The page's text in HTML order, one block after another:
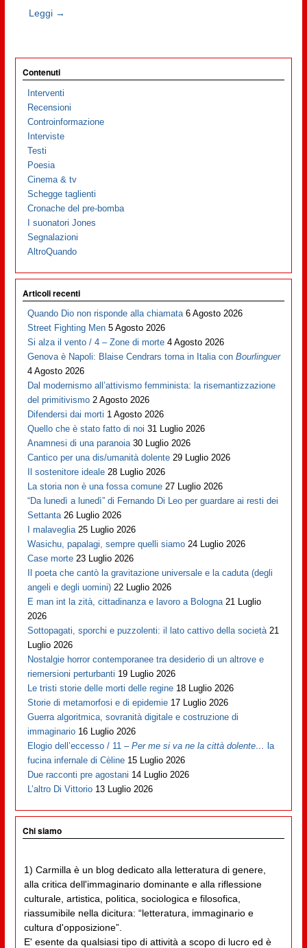
Leggi →
Contenuti
Interventi
Recensioni
Controinformazione
Interviste
Testi
Poesia
Cinema & tv
Schegge taglienti
Cronache del pre-bomba
I suonatori Jones
Segnalazioni
AltroQuando
Articoli recenti
Quando Dio non risponde alla chiamata 6 Agosto 2026
Street Fighting Men 5 Agosto 2026
Si alza il vento / 4 – Zone di morte 4 Agosto 2026
Genova è Napoli: Blaise Cendrars torna in Italia conBourlinguer
4 Agosto 2026
Dal modernismo all’attivismo femminista: la risemantizzazione
del primitivismo 2 Agosto 2026
Difendersi dai morti 1 Agosto 2026
Quello che è stato fatto di noi 31 Luglio 2026
Anamnesi di una paranoia 30 Luglio 2026
Cantico per una dis/umanità dolente 29 Luglio 2026
Il sostenitore ideale 28 Luglio 2026
La storia non è una fossa comune 27 Luglio 2026
“Da lunedì a lunedì” di Fernando Di Leo per guardare ai resti dei
Settanta 26 Luglio 2026
I malaveglia 25 Luglio 2026
Wasichu, papalagi, sempre quelli siamo 24 Luglio 2026
Case morte 23 Luglio 2026
Il poeta che cantò la gravitazione universale e la caduta (degli
angeli e degli uomini) 22 Luglio 2026
E man int la zità, cittadinanza e lavoro a Bologna 21 Luglio
2026
Sottopagati, sporchi e puzzolenti: il lato cattivo della società 21
Luglio 2026
Nostalgie horror contemporanee tra desiderio di un altrove e
riemersioni perturbanti 19 Luglio 2026
Le tristi storie delle morti delle regine 18 Luglio 2026
Storie di metamorfosi e di epidemie 17 Luglio 2026
Guerra algoritmica, sovranità digitale e costruzione di
immaginario 16 Luglio 2026
Elogio dell’eccesso / 11 –Per me si va ne la città dolente… la
fucina infernale di Cèline 15 Luglio 2026
Due racconti pre agostani 14 Luglio 2026
L’altro Di Vittorio 13 Luglio 2026
Chi siamo
1) Carmilla è un blog dedicato alla letteratura di genere,
alla critica dell'immaginario dominante e alla riflessione
culturale, artistica, politica, sociologica e filosofica,
riassumibile nella dicitura: “letteratura, immaginario e
cultura d'opposizione”.
E' esente da qualsiasi tipo di attività a scopo di lucro ed è